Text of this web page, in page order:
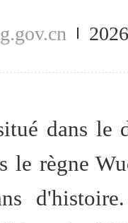
dans
le règne